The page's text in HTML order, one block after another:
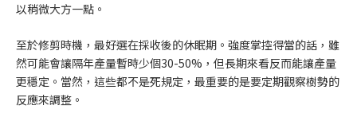
以稍微大方一點。
至於修剪時機，最好選在採收後的休眠期。強度掌控得當的話，雖
然可能會讓隔年產量暫時少個30-50%，但長期來看反而能讓產量
更穩定。當然，這些都不是死規定，最重要的是要定期觀察樹勢的
反應來調整。